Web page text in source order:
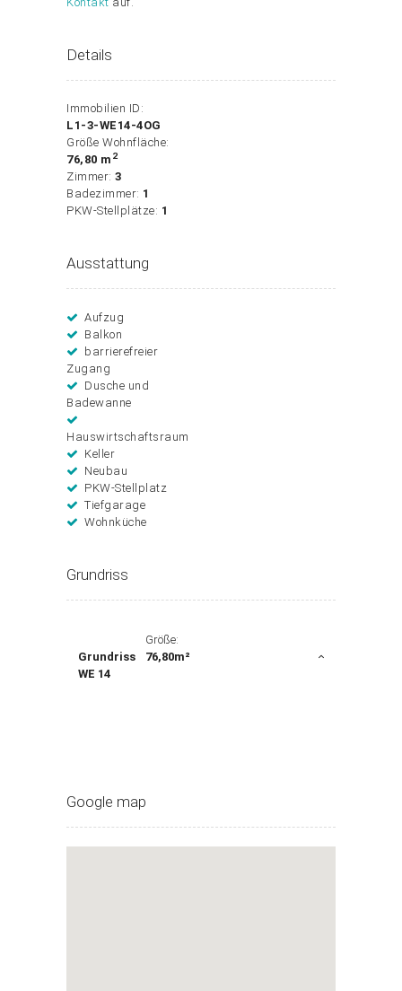
Details
Immobilien ID:
L1-3-WE14-4OG
Größe Wohnfläche:
76,80 m 2
Zimmer: 3
Badezimmer: 1
PKW-Stellplätze: 1
Ausstattung
Aufzug
Balkon
barrierefreier
Zugang
Dusche und
Badewanne
Hauswirtschaftsraum
Keller
Neubau
PKW-Stellplatz
Tiefgarage
Wohnküche
Grundriss
Grundriss
WE 14
Größe:
76,80m²
Google map